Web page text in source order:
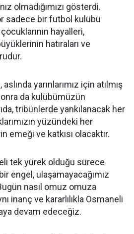
olmadığımızı gösterdi.
sadece bir futbol kulübü
hayalleri,
hatıraları ve
yarınlarımız için atılmış
da kulübümüzün
tribünlerde yankılanacak her
yüzündeki her
emeği ve katkısı olacaktır.
tek yürek olduğu sürece
engel, ulaşamayacağımız
nasıl omuz omuza
inanç ve kararlılıkla Osmaneli
devam edeceğiz.